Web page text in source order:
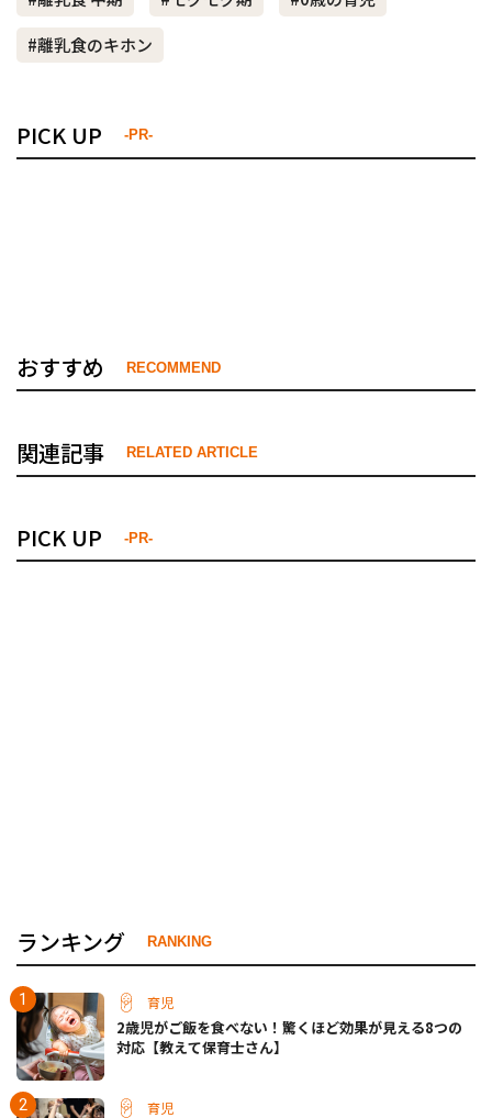
#離乳食のキホン
PICK UP -PR-
おすすめ RECOMMEND
関連記事 RELATED ARTICLE
PICK UP -PR-
ランキング RANKING
育児
2歳児がご飯を食べない！驚くほど効果が見える8つの
対応【教えて保育士さん】
育児